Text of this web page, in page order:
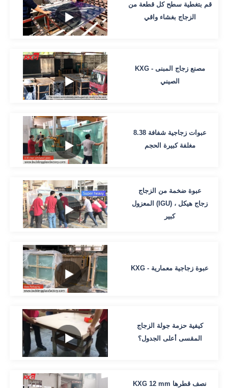
قم بتغطية سطح كل قطعة من
الزجاج بغشاء واقي
KXG - مصنع زجاج المبنى
الصيني
8.38 عبوات زجاجية شفافة
مغلفة كبيرة الحجم
عبوة ضخمة من الزجاج
المعزول (IGU) ، زجاج هيكل
كبير
KXG - عبوة زجاجية معمارية
كيفية حزمة جولة الزجاج
المقسى أعلى الجدول؟
KXG 12 mm نصف قطرها